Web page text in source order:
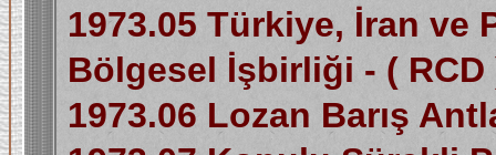
1973.05 Türkiye, İran ve
Bölgesel İşbirliği - ( RCD
1973.06 Lozan Barış